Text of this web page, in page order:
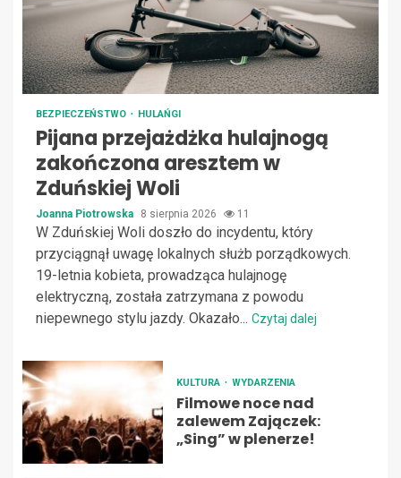
BEZPIECZEŃSTWO HULAŃGI
Pijana przejażdżka hulajnogą
zakończona aresztem w
Zduńskiej Woli
Joanna Piotrowska 8 sierpnia 2026 11
W Zduńskiej Woli doszło do incydentu, który
przyciągnął uwagę lokalnych służb porządkowych.
19-letnia kobieta, prowadząca hulajnogę
elektryczną, została zatrzymana z powodu
niepewnego stylu jazdy. Okazało... Czytaj dalej
KULTURA WYDARZENIA
Filmowe noce nad
zalewem Zajączek:
„Sing” w plenerze!